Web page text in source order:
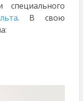
. В свою